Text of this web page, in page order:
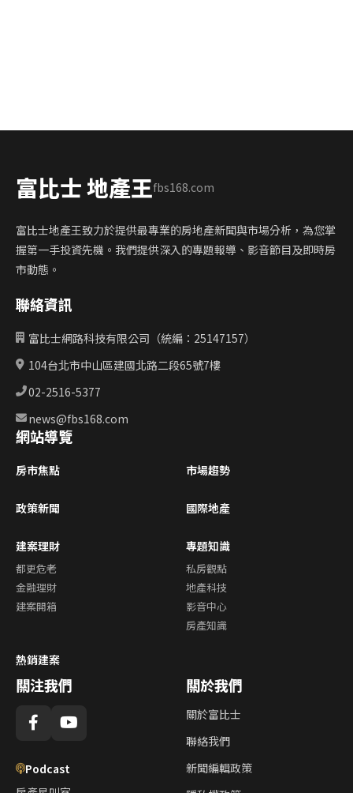
富比士 地產王fbs168.com
富比士地產王致力於提供最專業的房地產新聞與市場分析，為您掌
握第一手投資先機。我們提供深入的專題報導、影音節目及即時房
市動態。
聯絡資訊
富比士網路科技有限公司（統編：25147157）
104台北市中山區建國北路二段65號7樓
02-2516-5377
news@fbs168.com
網站導覽
房市焦點 市場趨勢
政策新聞 國際地產
建案理財
都更危老
金融理財
建案開箱
專題知識
私房觀點
地產科技
影音中心
房產知識
熱銷建案
關注我們
Podcast
關於我們
關於富比士
聯絡我們
新聞編輯政策